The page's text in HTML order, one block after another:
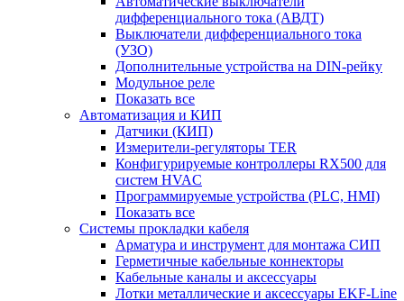
дифференциального тока (АВДТ)
Выключатели дифференциального тока
(УЗО)
Дополнительные устройства на DIN-рейку
Модульное реле
Показать все
Автоматизация и КИП
Датчики (КИП)
Измерители-регуляторы TER
Конфигурируемые контроллеры RX500 для
систем HVAC
Программируемые устройства (PLC, HMI)
Показать все
Системы прокладки кабеля
Арматура и инструмент для монтажа СИП
Герметичные кабельные коннекторы
Кабельные каналы и аксессуары
Лотки металлические и аксессуары EKF-Line